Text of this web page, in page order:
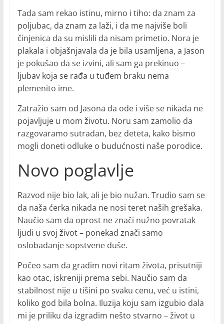
Tada sam rekao istinu, mirno i tiho: da znam za
poljubac, da znam za laži, i da me najviše boli
činjenica da su mislili da nisam primetio. Nora je
plakala i objašnjavala da je bila usamljena, a Jason
je pokušao da se izvini, ali sam ga prekinuo –
ljubav koja se rađa u tuđem braku nema
plemenito ime.
Zatražio sam od Jasona da ode i više se nikada ne
pojavljuje u mom životu. Noru sam zamolio da
razgovaramo sutradan, bez deteta, kako bismo
mogli doneti odluke o budućnosti naše porodice.
Novo poglavlje
Razvod nije bio lak, ali je bio nužan. Trudio sam se
da naša ćerka nikada ne nosi teret naših grešaka.
Naučio sam da oprost ne znači nužno povratak
ljudi u svoj život – ponekad znači samo
oslobađanje sopstvene duše.
Počeo sam da gradim novi ritam života, prisutniji
kao otac, iskreniji prema sebi. Naučio sam da
stabilnost nije u tišini po svaku cenu, već u istini,
koliko god bila bolna. Iluzija koju sam izgubio dala
mi je priliku da izgradim nešto stvarno – život u